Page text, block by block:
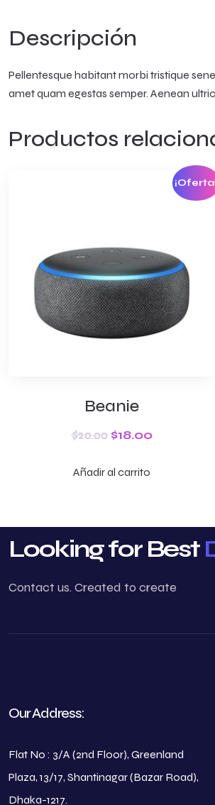
Descripción
Pellentesque habitant morbi tristique
amet quam egestas semper. Aenean
Productos
Beanie
$20.00 $18.00
Añadir al carrito
Looking for Best
Contact us. Created to create
Our Address:
Flat No : 3/A (2nd Floor), Greenland
Plaza, 13/17, Shantinagar (Bazar Road),
Dhaka-1217.